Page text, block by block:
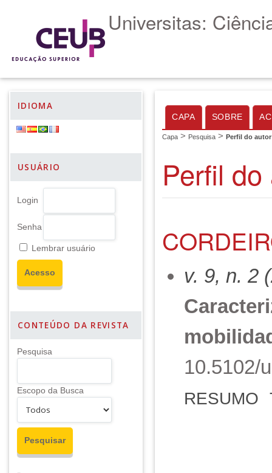
Universitas:
IDIOMA
USUÁRIO
Login
Senha
Lembrar usuário
CONTEÚDO DA REVISTA
Pesquisa
Escopo da Busca
CAPA SOBRE
Capa > Pesquisa > Perfil do autor
Perfil
v. 9, n. 2
10.5102/
RESUMO